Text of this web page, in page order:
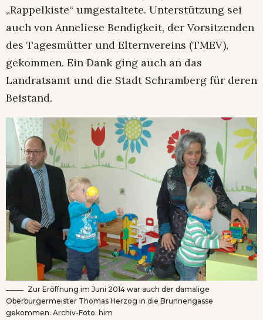
„Rappelkiste“ umgestaltete. Unterstützung sei
auch von Anneliese Bendigkeit, der Vorsitzenden
des Tagesmütter und Elternvereins (TMEV),
gekommen. Ein Dank ging auch an das
Landratsamt und die Stadt Schramberg für deren
Beistand.
Zur Eröffnung im Juni 2014 war auch der damalige
Oberbürgermeister Thomas Herzog in die Brunnengasse
gekommen. Archiv-Foto: him